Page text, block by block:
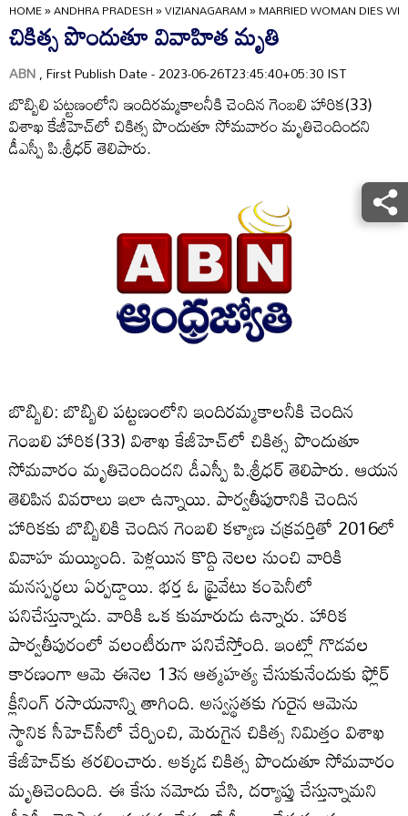
HOME»ANDHRA PRADESH»VIZIANAGARAM»MARRIED WOMAN DIES
చికిత్స పొందుతూ వివాహిత మృతి
ABN, First Publish Date - 2023-06-26T23:45:40+05:30 IST
బొబ్బిలి పట్టణంలోని ఇందిరమ్మకాలనీకి చెందిన గెంబలి హారిక(33)
విశాఖ కేజీహెచ్‌లో చికిత్స పొందుతూ సోమవారం మృతిచెందిందని
డీఎస్పీ పి.శ్రీధర్‌ తెలిపారు.
బొబ్బిలి: బొబ్బిలి పట్టణంలోని ఇందిరమ్మకాలనీకి చెందిన
గెంబలి హారిక(33) విశాఖ కేజీహెచ్‌లో చికిత్స పొందుతూ
సోమవారం మృతిచెందిందని డీఎస్పీ పి.శ్రీధర్‌ తెలిపారు. ఆయన
తెలిపిన వివరాలు ఇలా ఉన్నాయి. పార్వతీపురానికి చెందిన
హారికకు బొబ్బిలికి చెందిన గెంబలి కళ్యాణ చక్రవర్తితో 2016లో
వివాహ మయ్యింది. పెళ్లయిన కొద్ది నెలల నుంచి వారికి
మనస్పర్థలు ఏర్పడ్డాయి. భర్త ఓ ప్రైవేటు కంపెనీలో
పనిచేస్తున్నాడు. వారికి ఒక కుమారుడు ఉన్నారు. హారిక
పార్వతీపురంలో వలంటీరుగా పనిచేస్తోంది. ఇంట్లో గొడవల
కారణంగా ఆమె ఈనెల 13న ఆత్మహత్య చేసుకునేందుకు ఫ్లోర్‌
క్లీనింగ్‌ రసాయనాన్ని తాగింది. అస్వస్థతకు గురైన ఆమెను
స్థానిక సీహెచ్‌సీలో చేర్పించి, మెరుగైన చికిత్స నిమిత్తం విశాఖ
కేజీహెచ్‌కు తరలించారు. అక్కడ చికిత్స పొందుతూ సోమవారం
మృతిచెందింది. ఈ కేసు నమోదు చేసి, దర్యాప్తు చేస్తున్నామని